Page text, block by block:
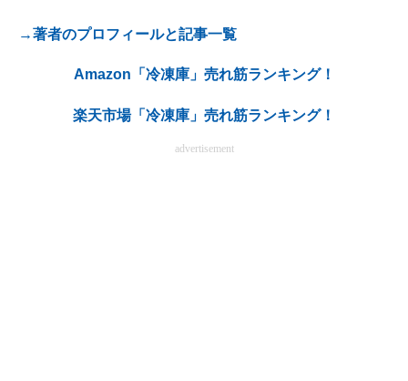
→著者のプロフィールと記事一覧
Amazon「冷凍庫」売れ筋ランキング！
楽天市場「冷凍庫」売れ筋ランキング！
advertisement